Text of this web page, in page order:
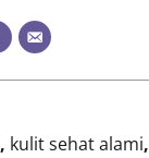
, kulit sehat alami,